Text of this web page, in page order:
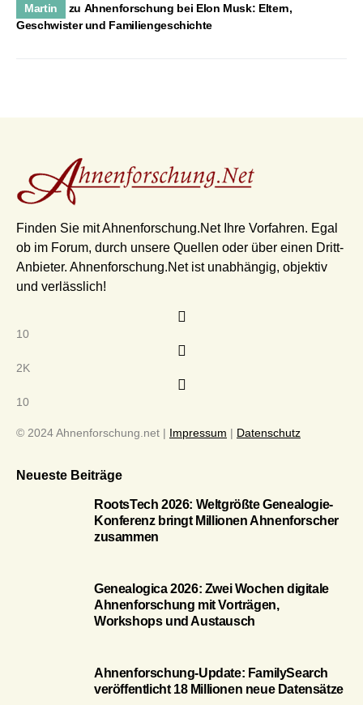
Martin zu Ahnenforschung bei Elon Musk: Eltern,
Geschwister und Familiengeschichte
Finden Sie mit Ahnenforschung.Net Ihre Vorfahren. Egal
ob im Forum, durch unsere Quellen oder über einen Dritt-
Anbieter. Ahnenforschung.Net ist unabhängig, objektiv
und verlässlich!
10
2K
10
© 2024 Ahnenforschung.net | Impressum | Datenschutz
Neueste Beiträge
RootsTech 2026: Weltgrößte Genealogie-
Konferenz bringt Millionen Ahnenforscher
zusammen
Genealogica 2026: Zwei Wochen digitale
Ahnenforschung mit Vorträgen,
Workshops und Austausch
Ahnenforschung-Update: FamilySearch
veröffentlicht 18 Millionen neue Datensätze